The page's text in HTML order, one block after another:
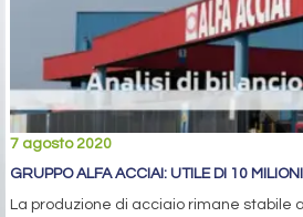
7 agosto 2020
GRUPPO ALFA ACCIAI: UTILE DI 10
La produzione di acciaio rimane stabile